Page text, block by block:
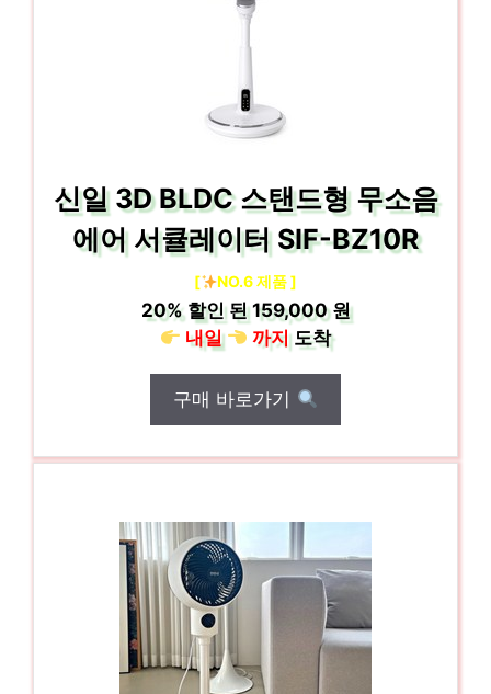
신일 3D BLDC 스탠드형 무소음
에어 서큘레이터 SIF-BZ10R
[ NO.6 제품 ]
20%할인 된159,000 원
내일
까지도착
구매 바로가기